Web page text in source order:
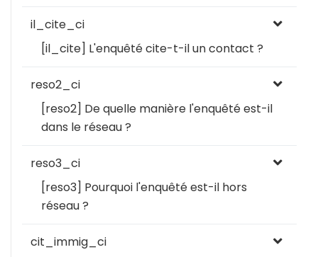
il_cite_ci
[il_cite] L'enquêté cite-t-il un contact ?
reso2_ci
[reso2] De quelle manière l'enquêté est-il
dans le réseau ?
reso3_ci
[reso3] Pourquoi l'enquêté est-il hors
réseau ?
cit_immig_ci